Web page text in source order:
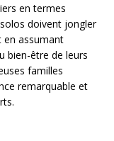
en termes
doivent jongler
en assumant
bien-être de leurs
familles
remarquable et